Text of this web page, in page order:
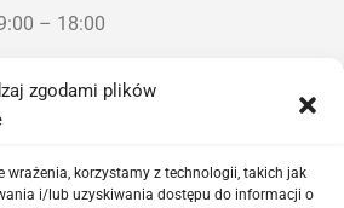
zgodami plików
wrażenia, korzystamy z technologii, takich jak
i/lub uzyskiwania dostępu do informacji o
– 18:00
telefoniczny